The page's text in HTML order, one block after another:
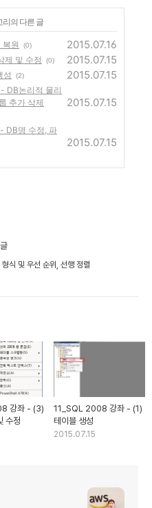
리의 다른 글
원 (0) 2015.07.16
제 및 수정 (0) 2015.07.15
성 (2) 2015.07.15
DB논리적 물리
추가 삭제
2015.07.15
DB명 수정, 파
2015.07.15
식 및 우선 순위, 선행 정렬
강좌 - (3)
수정
11_SQL 2008 강좌 - (1)
테이블 생성
2015.07.15